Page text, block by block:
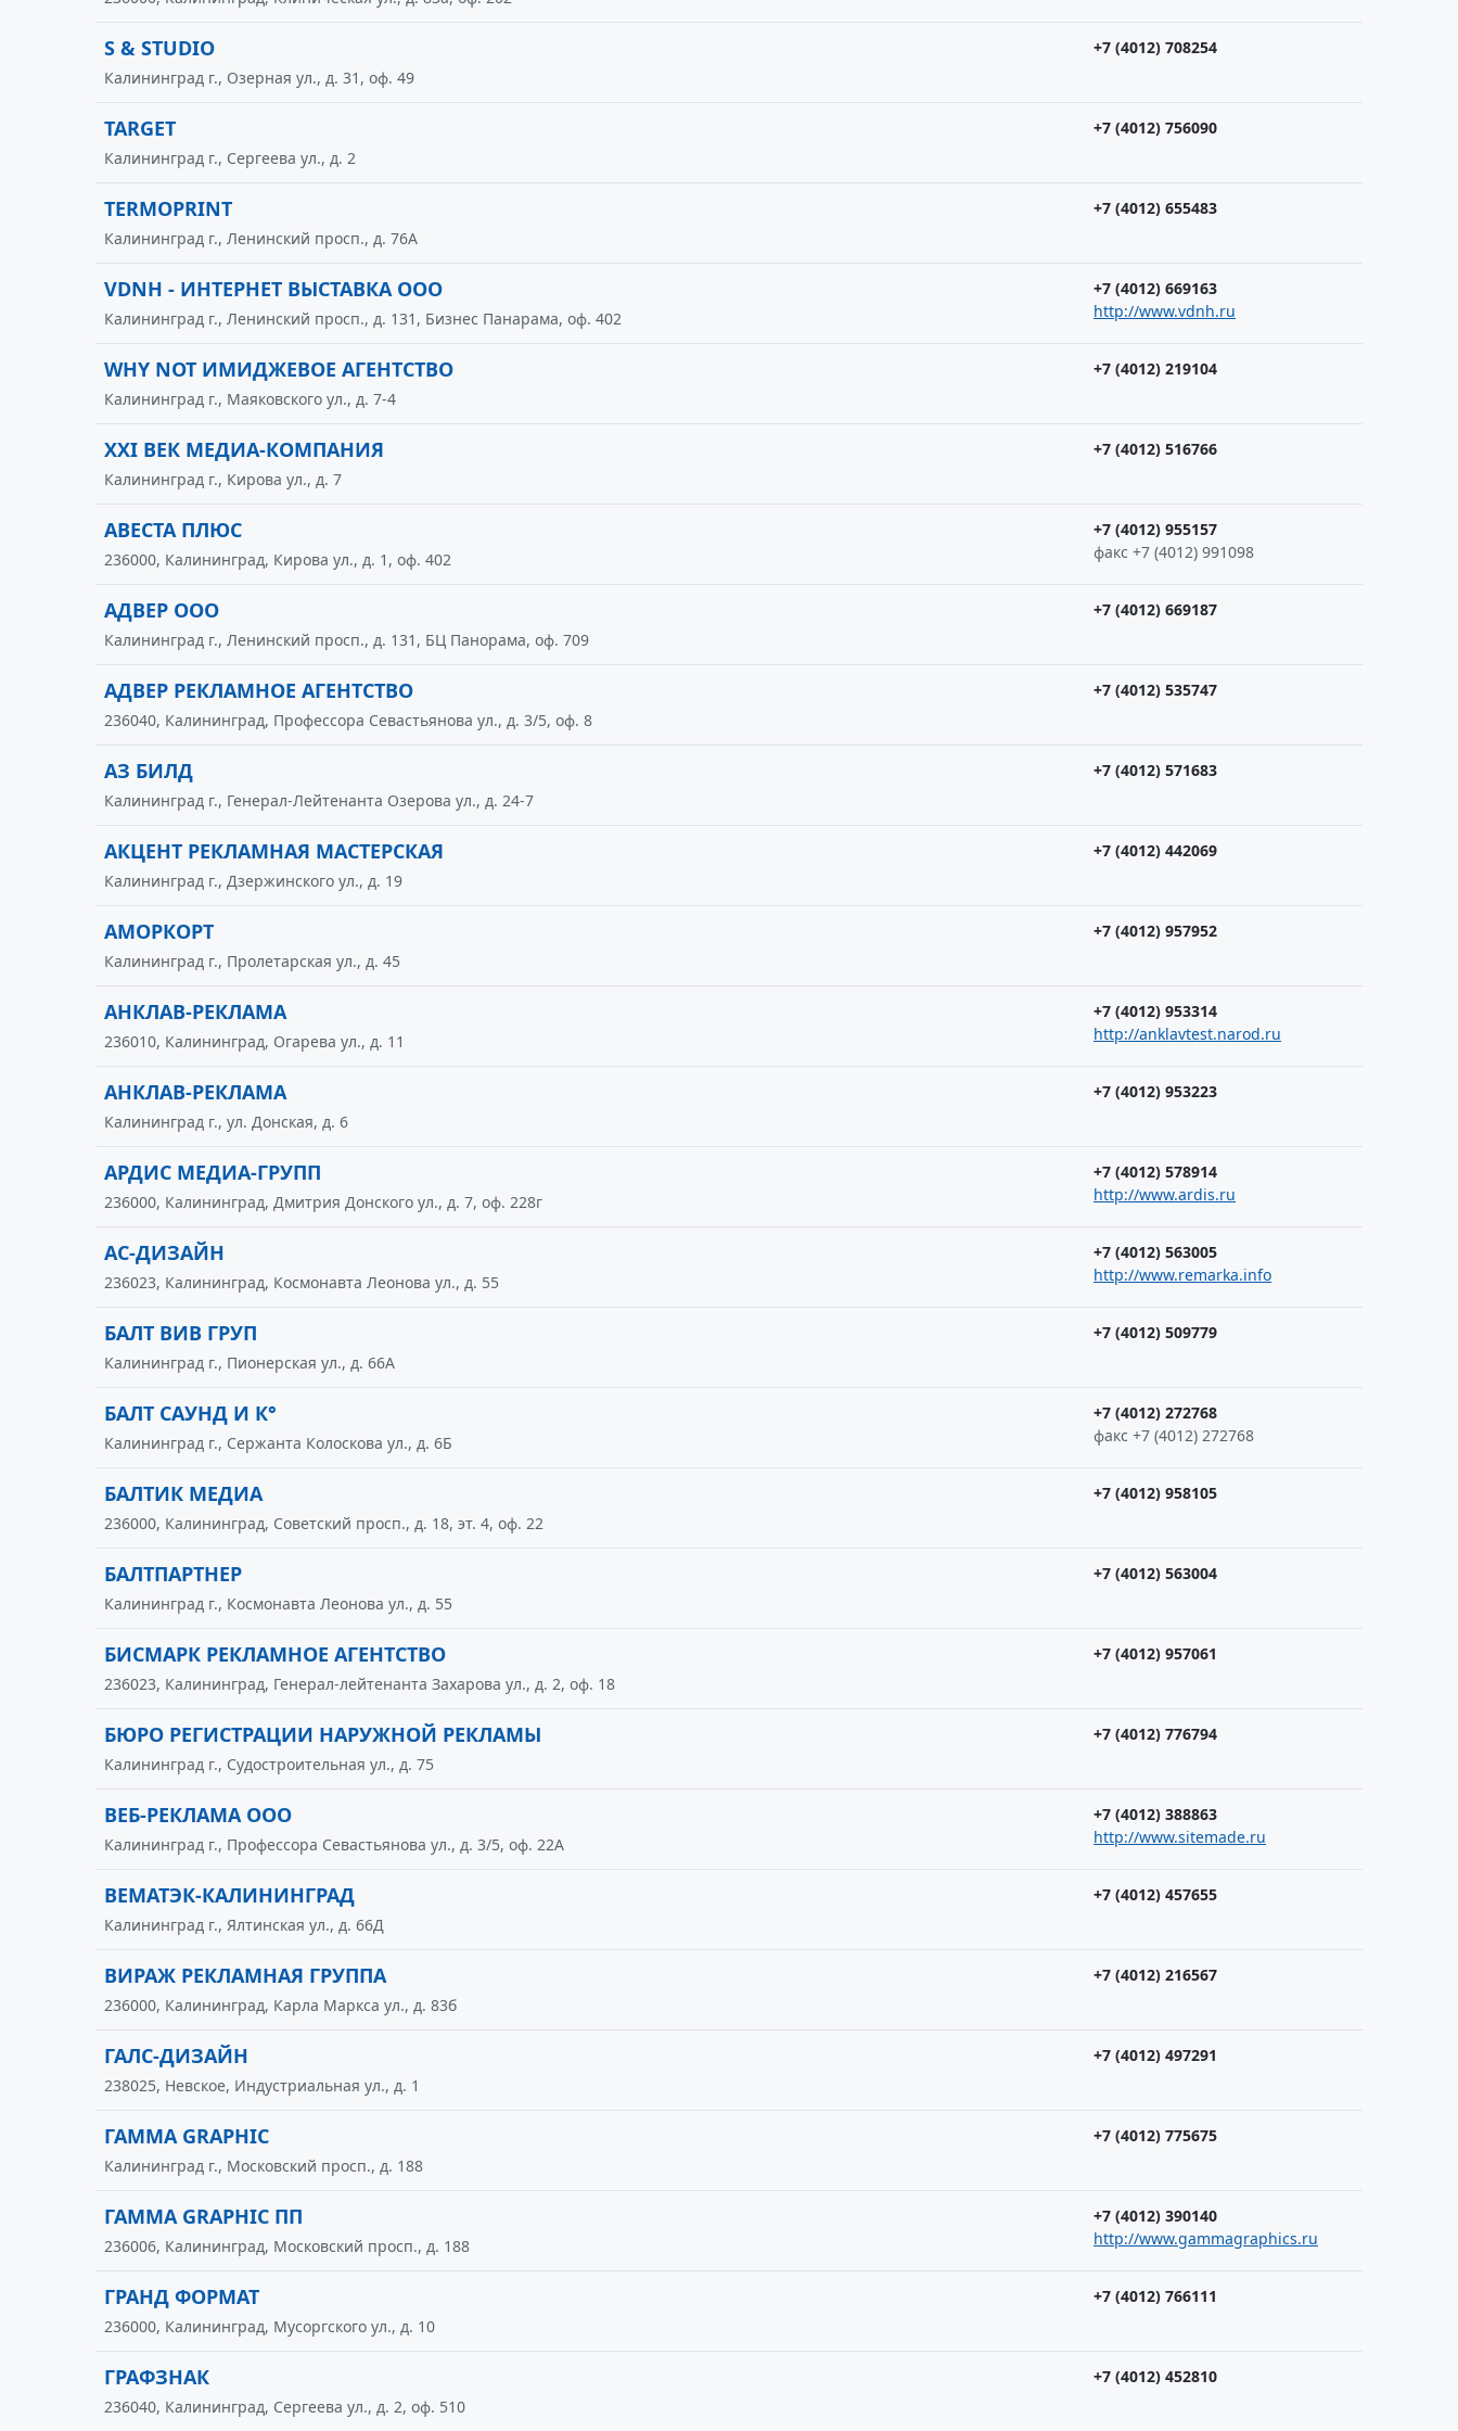
S & STUDIO
+7 (4012) 708254
Калининград г., Озерная ул., д. 31, оф. 49
TARGET
+7 (4012) 756090
Калининград г., Сергеева ул., д. 2
TERMOPRINT
+7 (4012) 655483
Калининград г., Ленинский просп., д. 76А
VDNH - ИНТЕРНЕТ ВЫСТАВКА ООО
+7 (4012) 669163
http://www.vdnh.ru
Калининград г., Ленинский просп., д. 131, Бизнес Панарама, оф. 402
WHY NOT ИМИДЖЕВОЕ АГЕНТСТВО
+7 (4012) 219104
Калининград г., Маяковского ул., д. 7-4
XXI ВЕК МЕДИА-КОМПАНИЯ
+7 (4012) 516766
Калининград г., Кирова ул., д. 7
АВЕСТА ПЛЮС
+7 (4012) 955157
факс +7 (4012) 991098
236000, Калининград, Кирова ул., д. 1, оф. 402
АДВЕР ООО
+7 (4012) 669187
Калининград г., Ленинский просп., д. 131, БЦ Панорама, оф. 709
АДВЕР РЕКЛАМНОЕ АГЕНТСТВО
+7 (4012) 535747
236040, Калининград, Профессора Севастьянова ул., д. 3/5, оф. 8
АЗ БИЛД
+7 (4012) 571683
Калининград г., Генерал-Лейтенанта Озерова ул., д. 24-7
АКЦЕНТ РЕКЛАМНАЯ МАСТЕРСКАЯ
+7 (4012) 442069
Калининград г., Дзержинского ул., д. 19
АМОРКОРТ
+7 (4012) 957952
Калининград г., Пролетарская ул., д. 45
АНКЛАВ-РЕКЛАМА
+7 (4012) 953314
http://anklavtest.narod.ru
236010, Калининград, Огарева ул., д. 11
АНКЛАВ-РЕКЛАМА
+7 (4012) 953223
Калининград г., ул. Донская, д. 6
АРДИС МЕДИА-ГРУПП
+7 (4012) 578914
http://www.ardis.ru
236000, Калининград, Дмитрия Донского ул., д. 7, оф. 228г
АС-ДИЗАЙН
+7 (4012) 563005
http://www.remarka.info
236023, Калининград, Космонавта Леонова ул., д. 55
БАЛТ ВИВ ГРУП
+7 (4012) 509779
Калининград г., Пионерская ул., д. 66А
БАЛТ САУНД И К°
+7 (4012) 272768
факс +7 (4012) 272768
Калининград г., Сержанта Колоскова ул., д. 6Б
БАЛТИК МЕДИА
+7 (4012) 958105
236000, Калининград, Советский просп., д. 18, эт. 4, оф. 22
БАЛТПАРТНЕР
+7 (4012) 563004
Калининград г., Космонавта Леонова ул., д. 55
БИСМАРК РЕКЛАМНОЕ АГЕНТСТВО
+7 (4012) 957061
236023, Калининград, Генерал-лейтенанта Захарова ул., д. 2, оф. 18
БЮРО РЕГИСТРАЦИИ НАРУЖНОЙ РЕКЛАМЫ
+7 (4012) 776794
Калининград г., Судостроительная ул., д. 75
ВЕБ-РЕКЛАМА ООО
+7 (4012) 388863
http://www.sitemade.ru
Калининград г., Профессора Севастьянова ул., д. 3/5, оф. 22А
ВЕМАТЭК-КАЛИНИНГРАД
+7 (4012) 457655
Калининград г., Ялтинская ул., д. 66Д
ВИРАЖ РЕКЛАМНАЯ ГРУППА
+7 (4012) 216567
236000, Калининград, Карла Маркса ул., д. 83б
ГАЛС-ДИЗАЙН
+7 (4012) 497291
238025, Невское, Индустриальная ул., д. 1
ГАММА GRAPHIC
+7 (4012) 775675
Калининград г., Московский просп., д. 188
ГАММА GRAPHIC ПП
+7 (4012) 390140
http://www.gammagraphics.ru
236006, Калининград, Московский просп., д. 188
ГРАНД ФОРМАТ
+7 (4012) 766111
236000, Калининград, Мусоргского ул., д. 10
ГРАФЗНАК
+7 (4012) 452810
236040, Калининград, Сергеева ул., д. 2, оф. 510